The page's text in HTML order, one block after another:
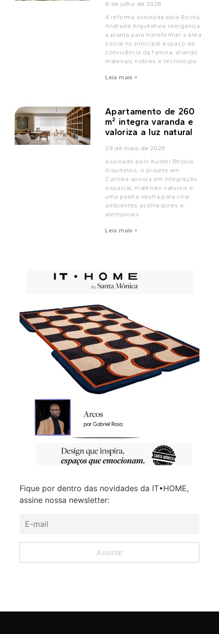
8 de julho de 2026
A reforma assinada pela Rocha
Andrade Arquitetura reorganiza
a planta para transformar a área
social no principal espaço de
convivência da família, aliando
materiais nobres e tecnologia
Leia mais »
Apartamento de 260
m² integra varanda e
valoriza a luz natural
29 de maio de 2026
Assinado pelo Kuster Brizola
Arquitetos, o projeto em
Curitiba aposta em integração
espacial, materiais naturais e
uma paleta neutra para criar
ambientes acolhedores e
atemporais
Leia mais »
Fique por dentro das novidades da IT•HOME,
assine nossa newsletter: